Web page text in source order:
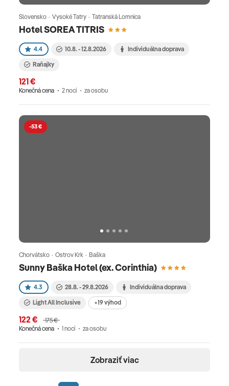
Hotel SOREA TITRIS
Slovensko · Vysoké Tatry · Tatranská Lomnica
4.4 10.8. - 12.8.2026 Individuálna doprava
Raňajky
121 €
Konečná cena 2 nocí za osobu
-53 €
Sunny Baška Hotel (ex. Corinthia)
Chorvátsko · Ostrov Krk · Baška
4.3 28.8. - 29.8.2026 Individuálna doprava
Light All Inclusive +19 výhod
122 €
175 €
Konečná cena
1 nocí za osobu
Zobraziť viac